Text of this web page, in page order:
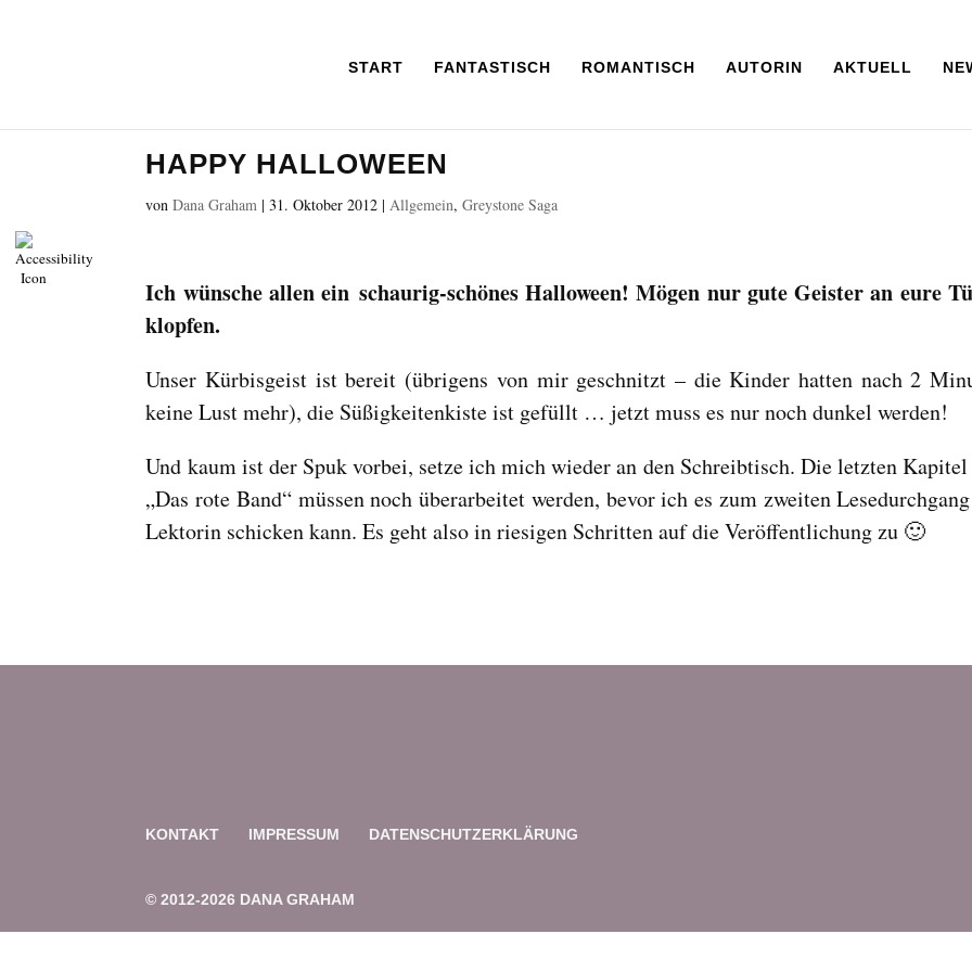
START FANTASTISCH ROMANTISCH AUTORIN AKTUELL
HAPPY HALLOWEEN
vonDana Graham |31. Oktober 2012 |Allgemein,Greystone Saga
Ich wünsche allen ein schaurig-schönes Halloween! Mögen nur gute Geister an eure
klopfen.
Unser Kürbisgeist ist bereit (übrigens von mir geschnitzt – die Kinder hatten nach 2
keine Lust mehr), die Süßigkeitenkiste ist gefüllt … jetzt muss es nur noch dunkel werden!
Und kaum ist der Spuk vorbei, setze ich mich wieder an den Schreibtisch. Die letzten
„Das rote Band“ müssen noch überarbeitet werden, bevor ich es zum zweiten
Lektorin schicken kann. Es geht also in riesigen Schritten auf die Veröffentlichung zu 🙂
KONTAKT IMPRESSUM DATENSCHUTZERKLÄRUNG
© 2012-2026 DANA GRAHAM